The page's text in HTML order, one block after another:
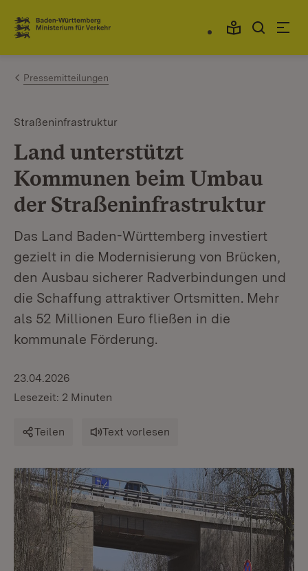
Zum Inhalt springen
Link zur Startseite
Pressemitteilungen
Straßeninfrastruktur
Land unterstützt
Kommunen beim Umbau
der Straßeninfrastruktur
Das Land Baden-Württemberg investiert
gezielt in die Modernisierung von Brücken,
den Ausbau sicherer Radverbindungen und
die Schaffung attraktiver Ortsmitten. Mehr
als 52 Millionen Euro fließen in die
kommunale Förderung.
23.04.2026
Lesezeit: 2 Minuten
Teilen Text vorlesen